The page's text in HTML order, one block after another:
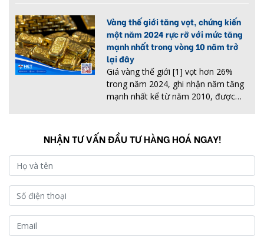
trong những ngày cuối năm....
Vàng thế giới tăng vọt, chứng kiến
một năm 2024 rực rỡ với mức tăng
mạnh nhất trong vòng 10 năm trở
lại đây
Giá vàng thế giới [1] vọt hơn 26%
trong năm 2024, ghi nhận năm tăng
mạnh nhất kể từ năm 2010, được
hàng trung ương. Tuy vậy, tâm l...
NHẬN TƯ VẤN ĐẦU TƯ HÀNG HOÁ NGAY!